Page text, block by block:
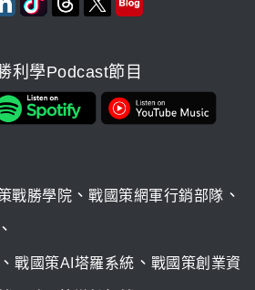
利學Podcast節目
戰勝學院 、 戰國策網軍行銷部隊 、
、
、 戰國策AI塔羅系統 、 戰國策創業資